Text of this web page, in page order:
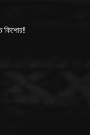
কিশোর!